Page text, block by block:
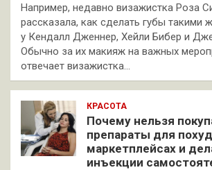
Например, недавно визажистка Роза
рассказала, как сделать губы такими
у Кендалл Дженнер, Хейли Бибер и
Обычно за их макияж на важных
отвечает визажистка…
КРАСОТА
Почему нельзя
препараты для
маркетплейсах и
инъекции